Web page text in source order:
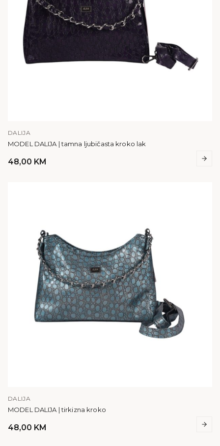
DALIJA
MODEL DALIJA | tamna ljubičasta kroko lak
48,00 KM
DALIJA
MODEL DALIJA | tirkizna kroko
48,00 KM